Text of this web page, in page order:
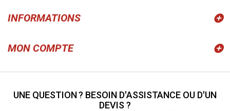
INFORMATIONS
MON COMPTE
UNE QUESTION ? BESOIN D'ASSISTANCE OU D'UN
DEVIS ?